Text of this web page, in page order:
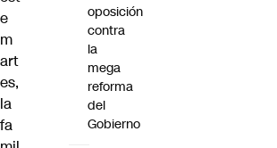
e
m
art
es,
la
fa
oposición
contra
la
mega
reforma
del
Gobierno